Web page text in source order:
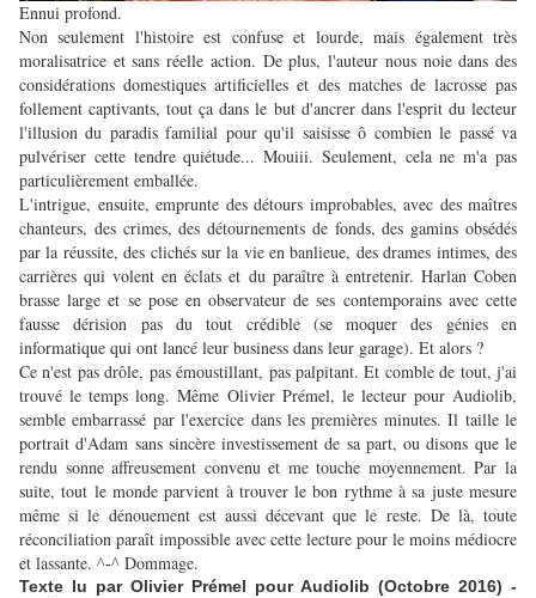
Ennui profond.
Non seulement l'histoire est confuse et lourde, mais également très
moralisatrice et sans réelle action. De plus, l'auteur nous noie dans des
considérations domestiques artificielles et des matches de lacrosse pas
follement captivants, tout ça dans le but d'ancrer dans l'esprit du lecteur
l'illusion du paradis familial pour qu'il saisisse ô combien le passé va
pulvériser cette tendre quiétude... Mouiii. Seulement, cela ne m'a pas
particulièrement emballée.
L'intrigue, ensuite, emprunte des détours improbables, avec des maîtres
chanteurs, des crimes, des détournements de fonds, des gamins obsédés
par la réussite, des clichés sur la vie en banlieue, des drames intimes, des
carrières qui volent en éclats et du paraître à entretenir. Harlan Coben
brasse large et se pose en observateur de ses contemporains avec cette
fausse dérision pas du tout crédible (se moquer des génies en
informatique qui ont lancé leur business dans leur garage). Et alors ?
Ce n'est pas drôle, pas émoustillant, pas palpitant. Et comble de tout, j'ai
trouvé le temps long. Même Olivier Prémel, le lecteur pour Audiolib,
semble embarrassé par l'exercice dans les premières minutes. Il taille le
portrait d'Adam sans sincère investissement de sa part, ou disons que le
rendu sonne affreusement convenu et me touche moyennement. Par la
suite, tout le monde parvient à trouver le bon rythme à sa juste mesure
même si le dénouement est aussi décevant que le reste. De là, toute
réconciliation paraît impossible avec cette lecture pour le moins médiocre
et lassante. ^-^ Dommage.
Texte lu par Olivier Prémel pour Audiolib (Octobre 2016) -